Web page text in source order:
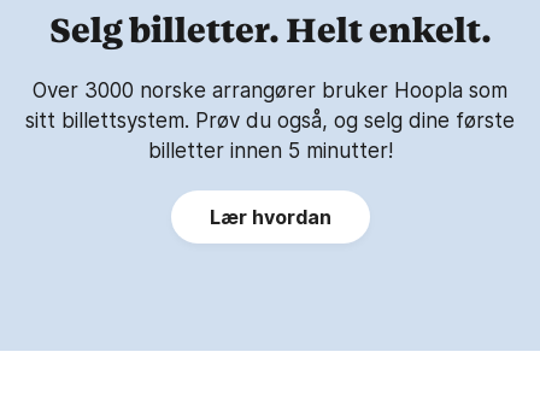
Selg billetter. Helt enkelt.
Over 3000 norske arrangører bruker Hoopla som
sitt billettsystem. Prøv du også, og selg dine første
billetter innen 5 minutter!
Lær hvordan